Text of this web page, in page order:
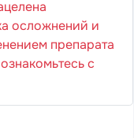
осложнений и
препарата
с